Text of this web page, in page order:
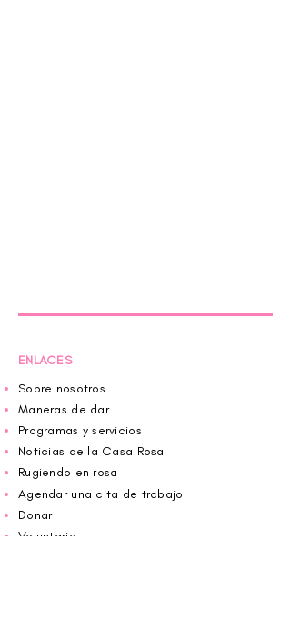
ENLACES
Sobre nosotros
Maneras de dar
Programas y servicios
Noticias de la Casa Rosa
Rugiendo en rosa
Agendar una cita de trabajo
Donar
Voluntario